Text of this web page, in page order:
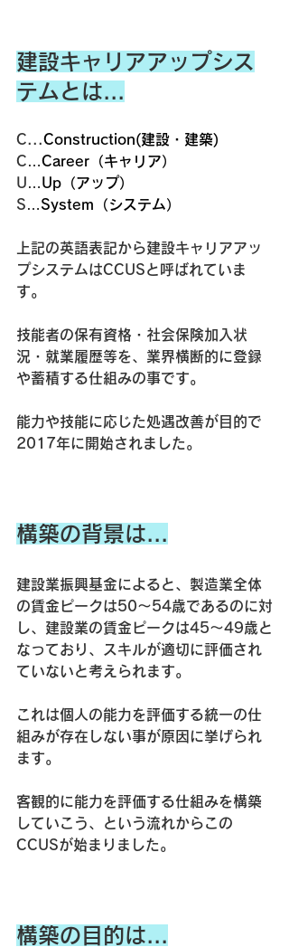
建設キャリアアップシス
テムとは...
C...Construction(建設・建築)
C …Career（キャリア）
U …Up（アップ）
S …System（システム）
上記の英語表記から建設キャリアアッ
プシステムはCCUSと呼ばれていま
す。
技能者の保有資格・社会保険加入状
況・就業履歴等を、業界横断的に登録
や蓄積する仕組みの事です。
能力や技能に応じた処遇改善が目的で
2017年に開始されました。
構築の背景は...
建設業振興基金によると、製造業全体
の賃金ピークは50～54歳であるのに対
し、建設業の賃金ピークは45～49歳と
なっており、スキルが適切に評価され
ていないと考えられます。
これは個人の能力を評価する統一の仕
組みが存在しない事が原因に挙げられ
ます。
客観的に能力を評価する仕組みを構築
していこう、という流れからこの
CCUSが始まりました。
構築の目的は...